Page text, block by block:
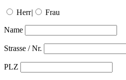
Herr| Frau
Name
Strasse / Nr.
PLZ